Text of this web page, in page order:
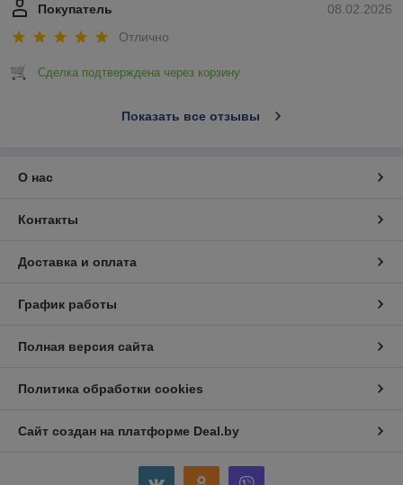
08.02.2026
Покупатель
Отлично
Сделка подтверждена через корзину
Показать все отзывы
О нас
Контакты
Доставка и оплата
График работы
Полная версия сайта
Политика обработки cookies
Сайт создан на платформе Deal.by